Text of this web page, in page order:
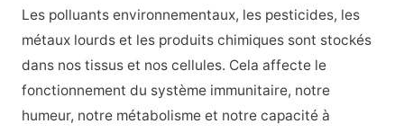
Les polluants environnementaux, les pesticides, les
métaux lourds et les produits chimiques sont stockés
dans nos tissus et nos cellules. Cela affecte le
fonctionnement du système immunitaire, notre
humeur, notre métabolisme et notre capacité à